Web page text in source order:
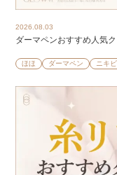
2026.08.03
ダーマペンおすすめ人気
ほほ ダーマペン ニキ